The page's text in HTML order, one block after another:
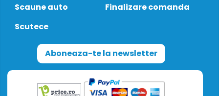
Scaune auto
Scutece
Finalizare comanda
Aboneaza-te la newsletter